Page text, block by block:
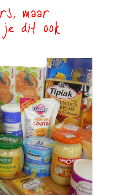
maar
je dit ook